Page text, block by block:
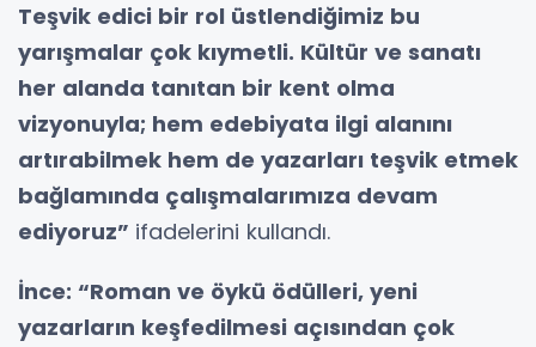
Teşvik edici bir rol üstlendiğimiz bu
yarışmalar çok kıymetli. Kültür ve sanatı
her alanda tanıtan bir kent olma
vizyonuyla; hem edebiyata ilgi alanını
artırabilmek hem de yazarları teşvik etmek
bağlamında çalışmalarımıza devam
ediyoruz” ifadelerini kullandı.
İnce: “Roman ve öykü ödülleri, yeni
yazarların keşfedilmesi açısından çok